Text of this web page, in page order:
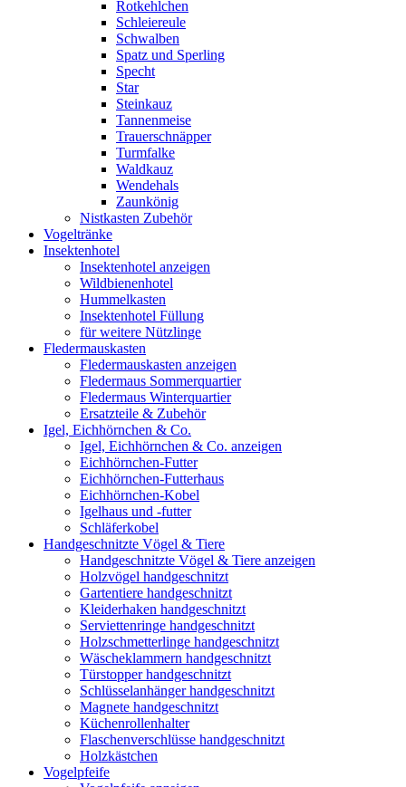
Rotkehlchen
Schleiereule
Schwalben
Spatz und Sperling
Specht
Star
Steinkauz
Tannenmeise
Trauerschnäpper
Turmfalke
Waldkauz
Wendehals
Zaunkönig
Nistkasten Zubehör
Vogeltränke
Insektenhotel
Insektenhotel anzeigen
Wildbienenhotel
Hummelkasten
Insektenhotel Füllung
für weitere Nützlinge
Fledermauskasten
Fledermauskasten anzeigen
Fledermaus Sommerquartier
Fledermaus Winterquartier
Ersatzteile & Zubehör
Igel, Eichhörnchen & Co.
Igel, Eichhörnchen & Co. anzeigen
Eichhörnchen-Futter
Eichhörnchen-Futterhaus
Eichhörnchen-Kobel
Igelhaus und -futter
Schläferkobel
Handgeschnitzte Vögel & Tiere
Handgeschnitzte Vögel & Tiere anzeigen
Holzvögel handgeschnitzt
Gartentiere handgeschnitzt
Kleiderhaken handgeschnitzt
Serviettenringe handgeschnitzt
Holzschmetterlinge handgeschnitzt
Wäscheklammern handgeschnitzt
Türstopper handgeschnitzt
Schlüsselanhänger handgeschnitzt
Magnete handgeschnitzt
Küchenrollenhalter
Flaschenverschlüsse handgeschnitzt
Holzkästchen
Vogelpfeife